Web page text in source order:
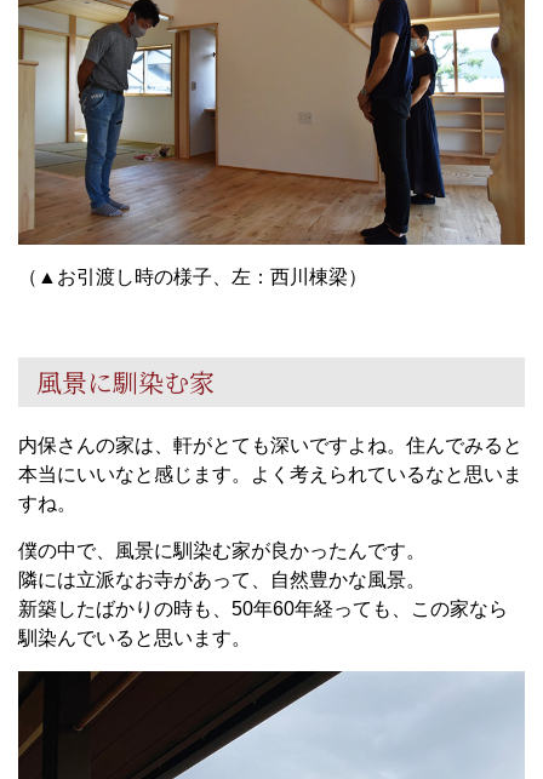
（▲お引渡し時の様子、左：西川棟梁）
風景に馴染む家
内保さんの家は、軒がとても深いですよね。住んでみると
本当にいいなと感じます。よく考えられているなと思いま
すね。
僕の中で、風景に馴染む家が良かったんです。
隣には立派なお寺があって、自然豊かな風景。
新築したばかりの時も、 50年60年経っても、この家なら
馴染んでいると思います。